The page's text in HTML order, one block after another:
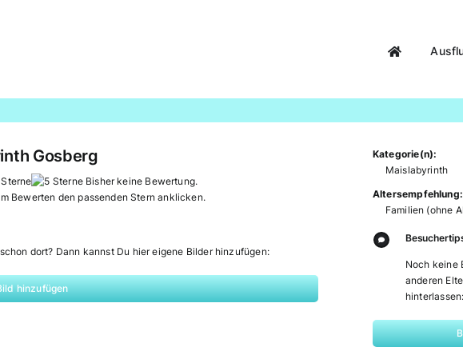
Gosberg
Bisher keine Bewertung.
Bewerten den passenden Stern anklicken.
dort? Dann kannst Du hier eigene Bilder hinzufügen:
hinzufügen
Kategorie(n):
Maislabyrinth
Altersempfehlung:
Familien (ohne
Noch keine
anderen
hinterlassen: